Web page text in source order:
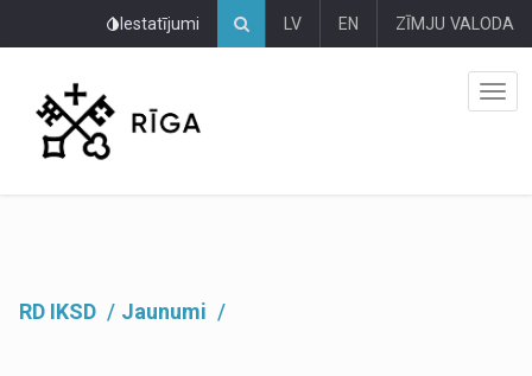
Iestatījumi LV EN ZĪMJU VALODA
RD IKSD Jaunumi